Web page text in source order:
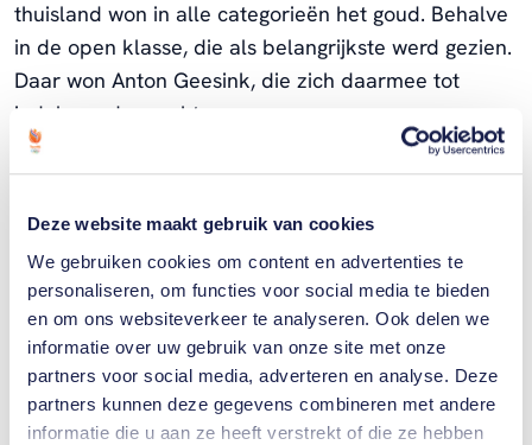
Deze website maakt gebruik van cookies
We gebruiken cookies om content en advertenties te
personaliseren, om functies voor social media te bieden
en om ons websiteverkeer te analyseren. Ook delen we
informatie over uw gebruik van onze site met onze
partners voor social media, adverteren en analyse. Deze
partners kunnen deze gegevens combineren met andere
informatie die u aan ze heeft verstrekt of die ze hebben
thuisland won in alle categorieën het goud. Behalve
in de open klasse, die als belangrijkste werd gezien.
Daar won Anton Geesink, die zich daarmee tot
judolegende maakte.
Welke Nederlanders hebben er
ooit meegedaan aan de
Olympische Spelen?